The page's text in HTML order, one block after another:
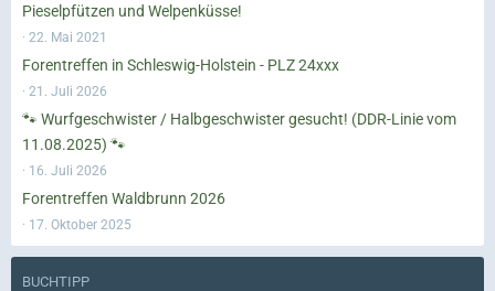
Pieselpfützen und Welpenküsse!
22. Mai 2021
Forentreffen in Schleswig-Holstein - PLZ 24xxx
21. Juli 2026
🐾 Wurfgeschwister / Halbgeschwister gesucht! (DDR-Linie vom
11.08.2025) 🐾
16. Juli 2026
Forentreffen Waldbrunn 2026
17. Oktober 2025
BUCHTIPP